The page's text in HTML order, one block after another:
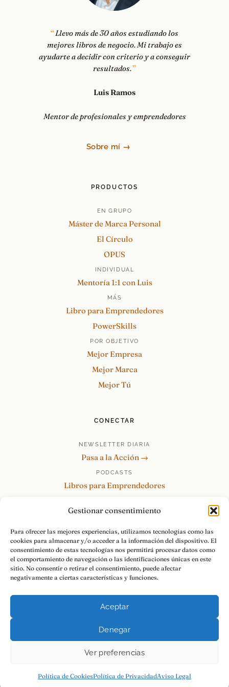
Gestionar consentimiento
Para ofrecer las mejores experiencias, utilizamos tecnologías como las
cookies para almacenar y/o acceder a la información del dispositivo. El
consentimiento de estas tecnologías nos permitirá procesar datos como
el comportamiento de navegación o las identificaciones únicas en este
sitio. No consentir o retirar el consentimiento, puede afectar
negativamente a ciertas características y funciones.
Aceptar
Denegar
Ver preferencias
Política de CookiesPolítica de PrivacidadAviso Legal
Llevo más de 30 años estudiando los
mejores libros de negocio. Mi trabajo es
ayudarte a decidir con criterio y a conseguir
resultados.
Luis Ramos
Mentor de profesionales y emprendedores
Sobre mí →
PRODUCTOS
EN GRUPO
Máster de Marca Personal
El Círculo
OPUS
INDIVIDUAL
Mentoría 1:1 con Luis
MÁS
Libro para Emprendedores
PowerSkills
POR OBJETIVO
Mejor Empresa
Mejor Marca
Mejor Tú
CONECTAR
NEWSLETTER DIARIA
Pasa a la Acción →
PODCASTS
Libros para Emprendedores
re:Invéntate / PowerSkills
MENTOR360
HABLAMOS
Contacto y consultas →
Aviso LegalPrivacidad
Pasa a la Acción.